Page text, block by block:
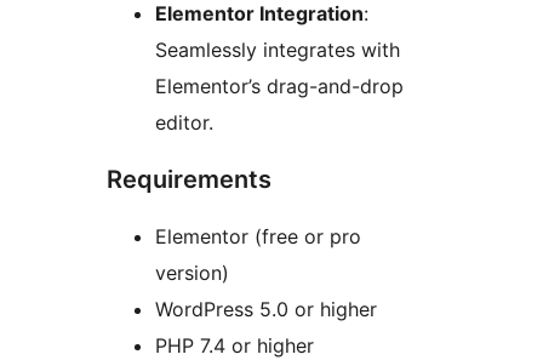
Elementor Integration:
Seamlessly integrates with
Elementor’s drag-and-drop
editor.
Requirements
Elementor (free or pro
version)
WordPress 5.0 or higher
PHP 7.4 or higher